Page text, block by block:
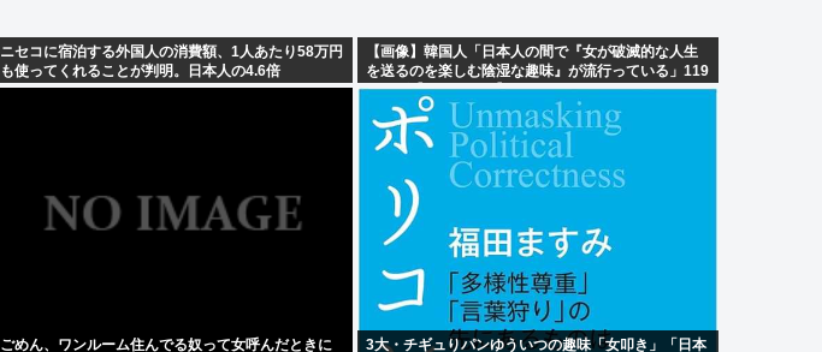
ニセコに宿泊する外国人の消費額、1人あたり58万円
も使ってくれることが判明。日本人の4.6倍
【画像】韓国人「日本人の間で『女が破滅的な人生
を送るのを楽しむ陰湿な趣味』が流行っている」119
万バズ【HotTweets】
ごめん、ワンルーム住んでる奴って女呼んだときに
3大・チギュりパンゆういつの趣味「女叩き」「日本